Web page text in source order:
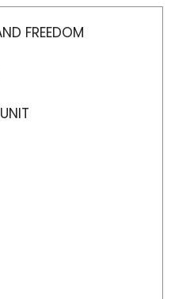
FREEDOM